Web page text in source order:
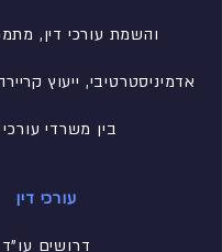
והשמת עורכי דין,
אדמיניסטרטיבי, ייעוץ
בין משרדי עורכי
עורכי דין
דרושים עו"ד